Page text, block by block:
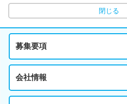
閉じる
募集要項
会社情報